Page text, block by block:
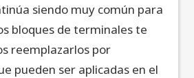
siendo muy común para
bloques de terminales te
reemplazarlos por
pueden ser aplicadas en el